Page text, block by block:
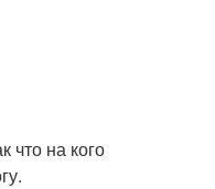
что на кого